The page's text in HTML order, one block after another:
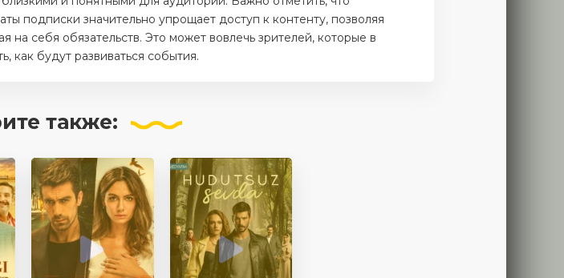
подписки значительно упрощает доступ к контенту, позволяя
себя обязательств. Это может вовлечь зрителей, которые в
будут развиваться события.
также: